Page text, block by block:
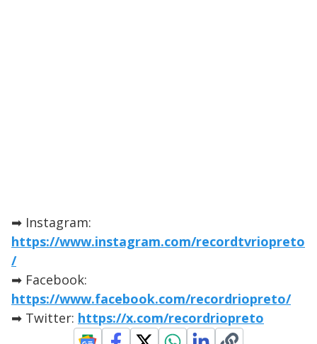
➡ Instagram:
https://www.instagram.com/recordtvriopreto
/
➡ Facebook:
https://www.facebook.com/recordriopreto/
➡ Twitter: https://x.com/recordriopreto